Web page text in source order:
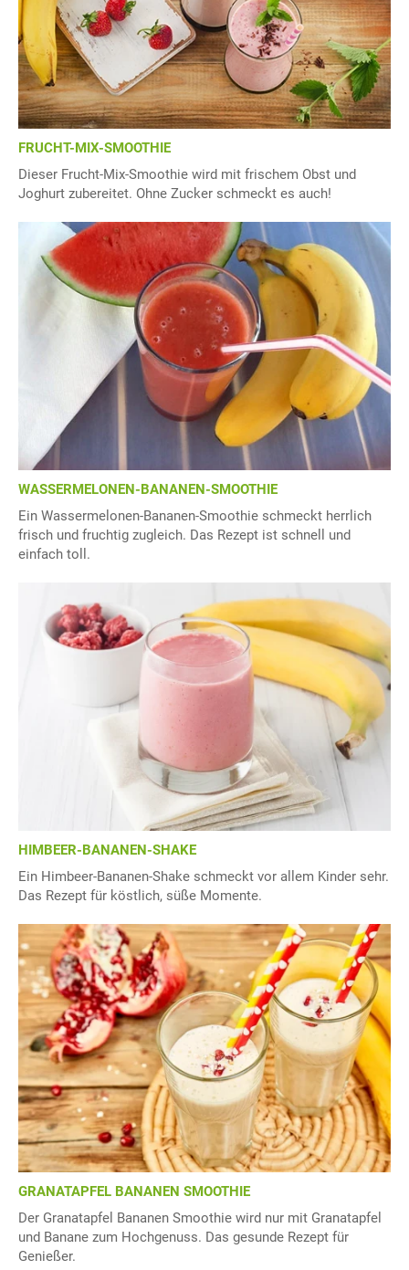
FRUCHT-MIX-SMOOTHIE
Dieser Frucht-Mix-Smoothie wird mit frischem Obst und
Joghurt zubereitet. Ohne Zucker schmeckt es auch!
WASSERMELONEN-BANANEN-SMOOTHIE
Ein Wassermelonen-Bananen-Smoothie schmeckt herrlich
frisch und fruchtig zugleich. Das Rezept ist schnell und
einfach toll.
HIMBEER-BANANEN-SHAKE
Ein Himbeer-Bananen-Shake schmeckt vor allem Kinder sehr.
Das Rezept für köstlich, süße Momente.
GRANATAPFEL BANANEN SMOOTHIE
Der Granatapfel Bananen Smoothie wird nur mit Granatapfel
und Banane zum Hochgenuss. Das gesunde Rezept für
Genießer.